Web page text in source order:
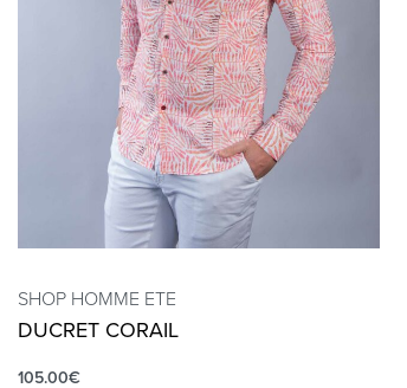
SHOP HOMME ETE
DUCRET CORAIL
105.00€